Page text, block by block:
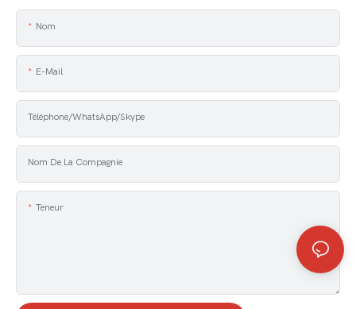
Nom
E-Mail
Téléphone/WhatsApp/Skype
Nom De La Compagnie
Teneur